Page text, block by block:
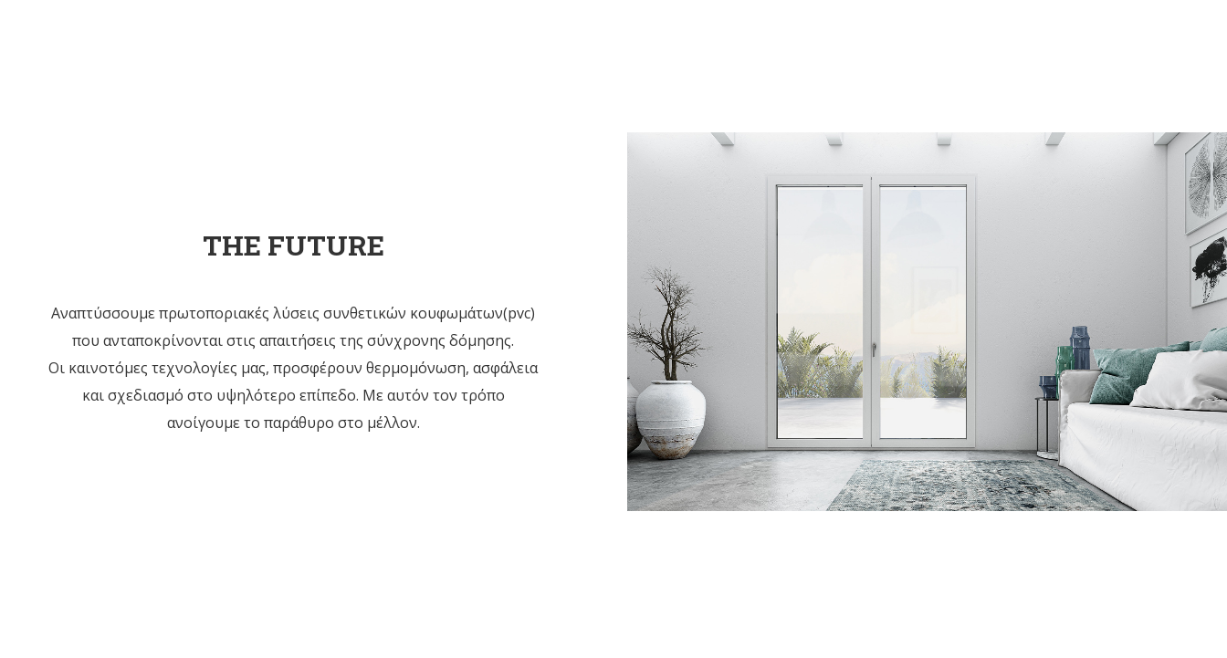
THE FUTURE
Αναπτύσσουμε πρωτοποριακές λύσεις συνθετικών κουφωμάτων(pvc)
που ανταποκρίνονται στις απαιτήσεις της σύνχρονης δόμησης.
Οι καινοτόμες τεχνολογίες μας, προσφέρουν θερμομόνωση, ασφάλεια
και σχεδιασμό στο υψηλότερο επίπεδο. Με αυτόν τον τρόπο
ανοίγουμε το παράθυρο στο μέλλον.